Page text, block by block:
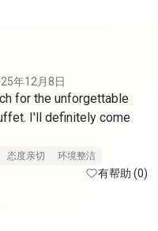
年12月8日
for the unforgettable
I'll definitely come
态度亲切 环境整洁
有帮助 (0)